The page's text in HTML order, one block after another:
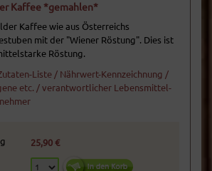
Kaffee *gemahlen*
Kaffee wie aus Österreichs
mit der "Wiener Röstung". Dies ist
Röstung.
Liste / Nährwert-Kennzeichnung /
etc. / verantwortlicher Lebensmittel-
25,90 €